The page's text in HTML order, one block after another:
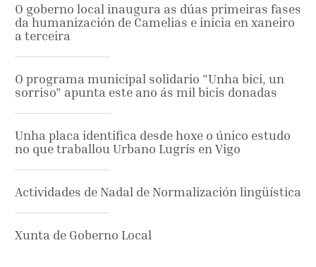
O goberno local inaugura as dúas primeiras fases
da humanización de Camelias e inicia en xaneiro
a terceira
O programa municipal solidario "Unha bici, un
sorriso" apunta este ano ás mil bicis donadas
Unha placa identifica desde hoxe o único estudo
no que traballou Urbano Lugrís en Vigo
Actividades de Nadal de Normalización lingüística
Xunta de Goberno Local